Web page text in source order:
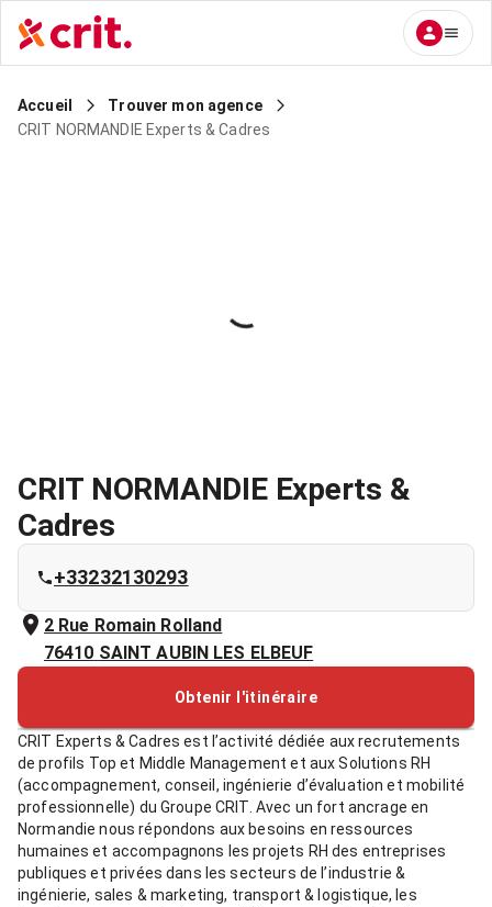
Accueil
Trouver mon agence
CRIT NORMANDIE Experts & Cadres
CRIT NORMANDIE Experts &
Cadres
+33232130293
2 Rue Romain Rolland
76410 SAINT AUBIN LES ELBEUF
Obtenir l'itinéraire
CRIT Experts & Cadres est l’activité dédiée aux recrutements
de profils Top et Middle Management et aux Solutions RH
(accompagnement, conseil, ingénierie d’évaluation et mobilité
professionnelle) du Groupe CRIT. Avec un fort ancrage en
Normandie nous répondons aux besoins en ressources
humaines et accompagnons les projets RH des entreprises
publiques et privées dans les secteurs de l’industrie &
ingénierie, sales & marketing, transport & logistique, les